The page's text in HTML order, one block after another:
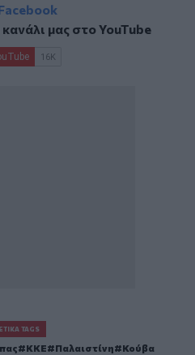
μας στοYouTube
TAGS
ΚΚΕ Παλαιστίνη Κούβα